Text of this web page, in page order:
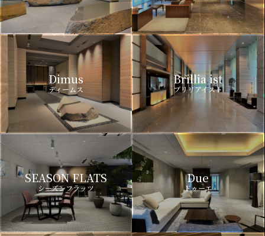
Dimus
ディームス
Brillia ist
ブリリアイスト
SEASON FLATS
シーズンフラッツ
Due
ドゥーエ